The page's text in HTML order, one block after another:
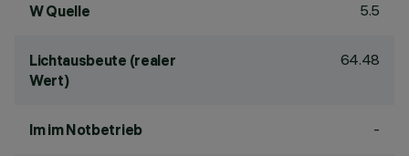
W Quelle 5.5
Lichtausbeute (realer
Wert)
64.48
lm im Notbetrieb -